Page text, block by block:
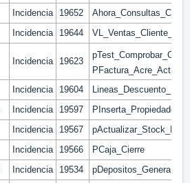
Incidencia 19652
Incidencia 19644
Incidencia 19623
Incidencia 19604
Incidencia 19597
Incidencia 19567
Incidencia 19566
PCaja_Cierre
Incidencia 19534